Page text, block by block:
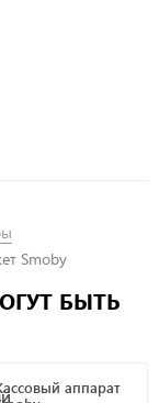
Smoby
БЫТЬ
аппарат